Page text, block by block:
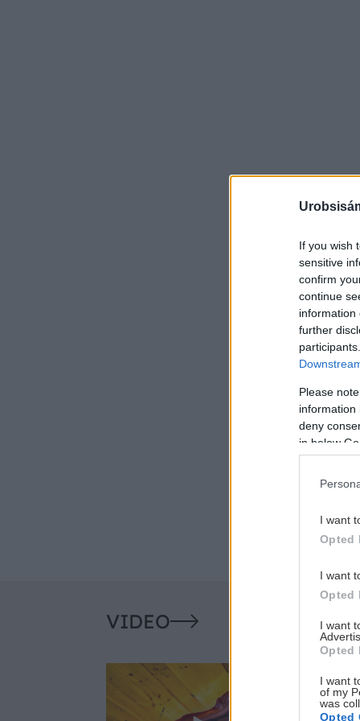
If you wish
sensitive
confirm
continue
information
further
Please
information
deny
in below
I want
Opted
I want
Opted
I want
Opted
I want
of my
was
Opted
VIDEO